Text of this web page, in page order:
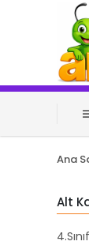
Ana
Alt
4.Sınıf